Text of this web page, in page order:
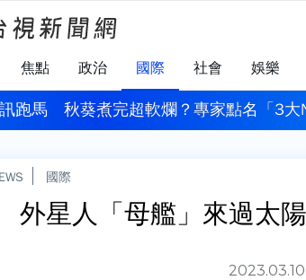
焦點 政治 國際 社會 娛樂
跑馬
慣」恐害濾網報銷
秋葵煮完超軟爛？專家點名「3
國際
外星人「母艦」來過太
2023.03.10